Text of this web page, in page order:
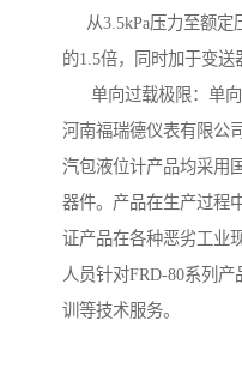
从3.5kPa压力至额定
的1.5倍，同时加于变送
单向过载极限：单向
河南福瑞德仪表有限公
汽包液位计产品均采用
器件。产品在生产过程
证产品在各种恶劣工业
人员针对FRD-80系列
训等技术服务。